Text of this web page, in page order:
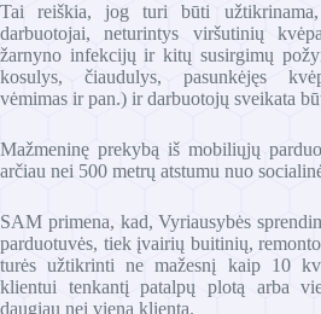
Tai reiškia, jog turi būti
darbuotojai, neturintys viršutinių
žarnyno infekcijų ir kitų susirgimų
kosulys, čiaudulys, pasunkėjęs
vėmimas ir pan.) ir darbuotojų sveikata
Mažmeninę prekybą iš mobiliųjų
arčiau nei 500 metrų atstumu nuo
SAM primena, kad, Vyriausybės
parduotuvės, tiek įvairių buitinių,
turės užtikrinti ne mažesnį kaip 10
klientui tenkantį patalpų plotą arba
daugiau nei vieną klientą.